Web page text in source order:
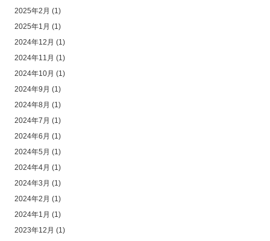
2025年2月 (1)
2025年1月 (1)
2024年12月 (1)
2024年11月 (1)
2024年10月 (1)
2024年9月 (1)
2024年8月 (1)
2024年7月 (1)
2024年6月 (1)
2024年5月 (1)
2024年4月 (1)
2024年3月 (1)
2024年2月 (1)
2024年1月 (1)
2023年12月 (1)